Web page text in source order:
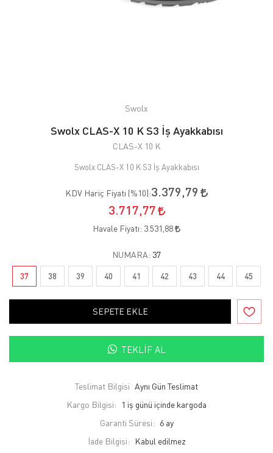
Swolx
Swolx CLAS-X 10 K S3 İş Ayakkabısı
CLAS-X 10 K
Swolx CLAS-X 10 K S3 İş Ayakkabısı
KDV Hariç Fiyatı (%10):3.379,79
3.717,77
Havale Fiyatı: 3.531,88
NUMARA: 37
37 38 39 40 41 42 43 44 45
SEPETE EKLE
TEKLIF AL
Teslimat Bilgisi Aynı Gün Teslimat
Kargo Bilgisi:
1 iş günü içinde kargoda
Garanti Süresi: 6 ay
İade Bilgisi: